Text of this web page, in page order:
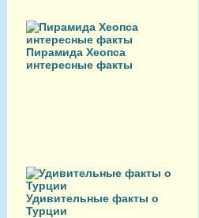
Пирамида Хеопса
интересные факты
Удивительные факты о
Турции